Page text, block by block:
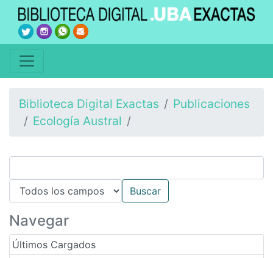
Biblioteca Digital Exactas
Publicaciones
Ecología Austral
Navegar
Últimos Cargados